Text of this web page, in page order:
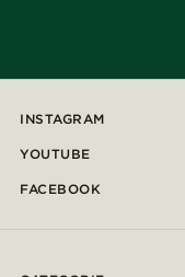
INSTAGRAM
YOUTUBE
FACEBOOK